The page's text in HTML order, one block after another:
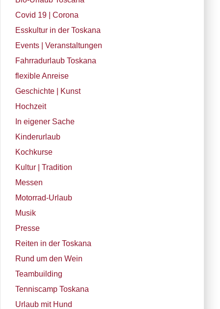
Covid 19 | Corona
Esskultur in der Toskana
Events | Veranstaltungen
Fahrradurlaub Toskana
flexible Anreise
Geschichte | Kunst
Hochzeit
In eigener Sache
Kinderurlaub
Kochkurse
Kultur | Tradition
Messen
Motorrad-Urlaub
Musik
Presse
Reiten in der Toskana
Rund um den Wein
Teambuilding
Tenniscamp Toskana
Urlaub mit Hund